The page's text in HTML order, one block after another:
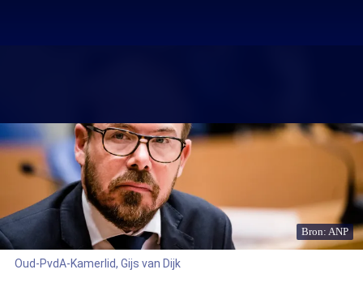
Bron: ANP
Oud-PvdA-Kamerlid, Gijs van Dijk